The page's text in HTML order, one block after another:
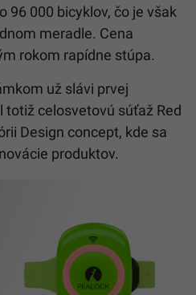
96 000 bicyklov, čo je však
meradle. Cena
rokom rapídne stúpa.
už slávi prvej
totiž celosvetovú súťaž Red
Design concept, kde sa
produktov.